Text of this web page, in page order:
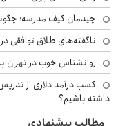
چیدمان کیف مدرسه؛
ناگفته‌های طلاق
روانشناس خوب در تهران
کسب درآمد دلاری از
داشته باشیم؟